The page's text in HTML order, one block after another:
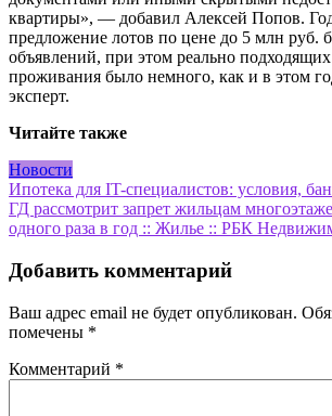
квартиры», — добавил Алексей Попов.
предложение лотов по цене до 5 млн
объявлений, при этом реально
проживания было немного, как и в этом
эксперт.
Читайте также
Новости
Навигация
по
Ипотека для IT-специалистов: условия,
ГД рассмотрит запрет жильцам
одного раза в год :: Жилье :: РБК
Добавить комментарий
Ваш адрес email не будет опубликован.
помечены *
Комментарий *